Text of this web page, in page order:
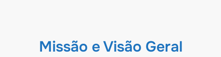
Missão e Visão Geral